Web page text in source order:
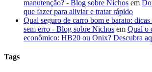
manutenção? - Blog sobre Nichos em
que fazer para aliviar e tratar rápido
Qual seguro de carro bom e barato:
sem erro - Blog sobre Nichos em Qual o
econômico: HB20 ou Onix? Descubra
Tags